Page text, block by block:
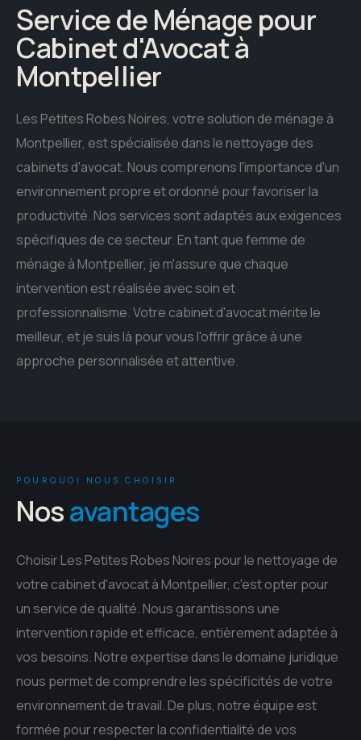
Service de Ménage pour
Cabinet d'Avocat à
Montpellier
Les Petites Robes Noires, votre solution de ménage à
Montpellier, est spécialisée dans le nettoyage des
cabinets d'avocat. Nous comprenons l'importance d'un
environnement propre et ordonné pour favoriser la
productivité. Nos services sont adaptés aux exigences
spécifiques de ce secteur. En tant que femme de
ménage à Montpellier, je m'assure que chaque
intervention est réalisée avec soin et
professionnalisme. Votre cabinet d'avocat mérite le
meilleur, et je suis là pour vous l'offrir grâce à une
approche personnalisée et attentive.
POURQUOI NOUS CHOISIR
Nosavantages
Choisir Les Petites Robes Noires pour le nettoyage de
votre cabinet d'avocat à Montpellier, c'est opter pour
un service de qualité. Nous garantissons une
intervention rapide et efficace, entièrement adaptée à
vos besoins. Notre expertise dans le domaine juridique
nous permet de comprendre les spécificités de votre
environnement de travail. De plus, notre équipe est
formée pour respecter la confidentialité de vos